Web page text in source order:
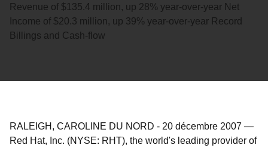
Revenue of $135.4 million, up 28% year-over-year Net
Income of $20.3 million, up 39% year-over-year Record
Billings and Cash-flow
RALEIGH, CAROLINE DU NORD - 20 décembre 2007 —
Red Hat, Inc. (NYSE: RHT), the world's leading provider of